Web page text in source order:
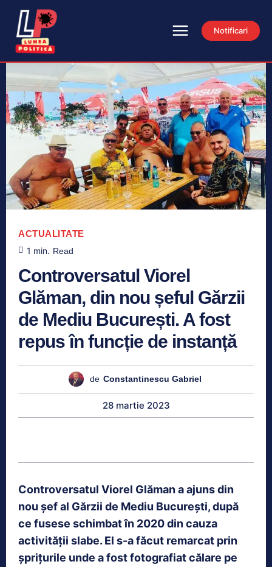
Notificari
ACTUALITATE
1 min. Read
Controversatul Viorel
Glăman, din nou șeful Gărzii
de Mediu București. A fost
repus în funcție de instanță
de Constantinescu Gabriel
28 martie 2023
Controversatul Viorel Glăman a ajuns din
nou șef al Gărzii de Mediu București, după
ce fusese schimbat în 2020 din cauza
activității slabe. El s-a făcut remarcat prin
șprițurile unde a fost fotografiat călare pe